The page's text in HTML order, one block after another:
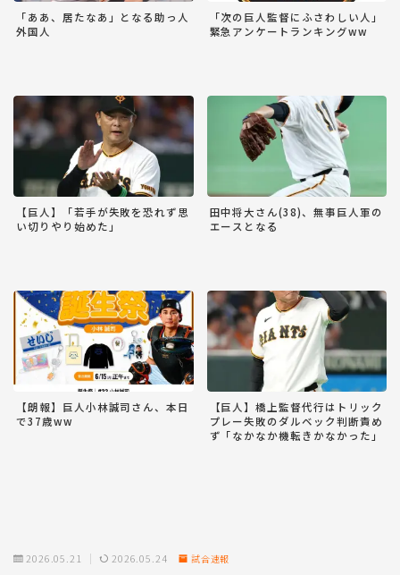
「ああ、居たなあ」となる助っ人
外国人
「次の巨人監督にふさわしい人」
緊急アンケートランキングww
【巨人】「若手が失敗を恐れず思
い切りやり始めた」
田中将大さん(38)、無事巨人軍の
エースとなる
【朗報】巨人小林誠司さん、本日
で37歳ww
【巨人】橋上監督代行はトリック
プレー失敗のダルベック判断責め
ず「なかなか機転きかなかった」
2026.05.21 2026.05.24 試合速報